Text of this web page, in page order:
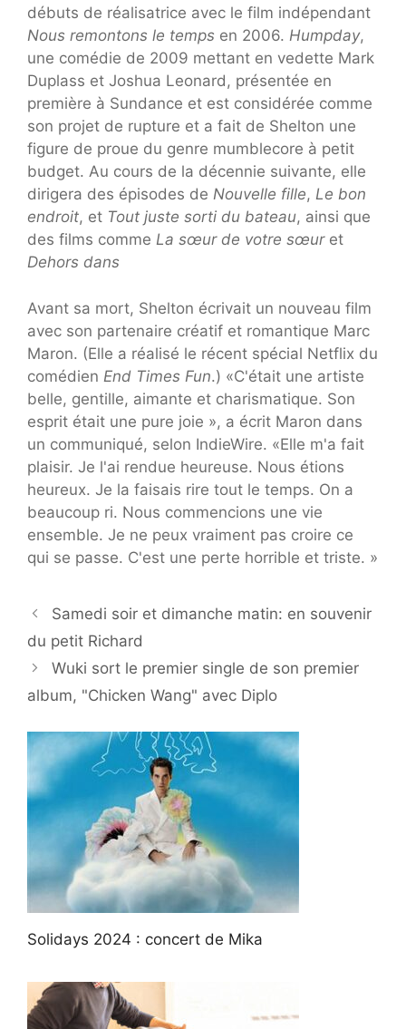
débuts de réalisatrice avec le film indépendant
Nous remontons le temps en 2006. Humpday,
une comédie de 2009 mettant en vedette Mark
Duplass et Joshua Leonard, présentée en
première à Sundance et est considérée comme
son projet de rupture et a fait de Shelton une
figure de proue du genre mumblecore à petit
budget. Au cours de la décennie suivante, elle
dirigera des épisodes de Nouvelle fille, Le bon
endroit, et Tout juste sorti du bateau, ainsi que
des films comme La sœur de votre sœuret
Dehors dans
Avant sa mort, Shelton écrivait un nouveau film
avec son partenaire créatif et romantique Marc
Maron. (Elle a réalisé le récent spécial Netflix du
comédien End Times Fun.) «C'était une artiste
belle, gentille, aimante et charismatique. Son
esprit était une pure joie », a écrit Maron dans
un communiqué, selon IndieWire. «Elle m'a fait
plaisir. Je l'ai rendue heureuse. Nous étions
heureux. Je la faisais rire tout le temps. On a
beaucoup ri. Nous commencions une vie
ensemble. Je ne peux vraiment pas croire ce
qui se passe. C'est une perte horrible et triste. »
Samedi soir et dimanche matin: en souvenir
du petit Richard
Wuki sort le premier single de son premier
album, "Chicken Wang" avec Diplo
Solidays 2024 : concert de Mika